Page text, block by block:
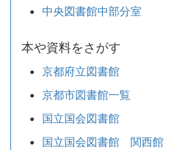
中央図書館中部分室
本や資料をさがす
京都府立図書館
京都市図書館一覧
国立国会図書館
国立国会図書館 関西館